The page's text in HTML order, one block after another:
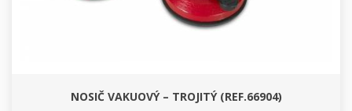
NOSIČ VAKUOVÝ – TROJITÝ (REF.66904)